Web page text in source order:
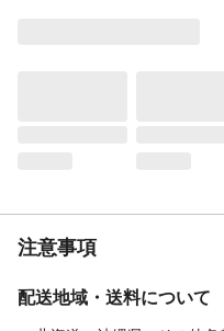
注意事項
配送地域・送料について